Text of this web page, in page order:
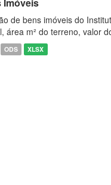
de bens imóveis do
área m² do terreno, valor
ODS XLSX